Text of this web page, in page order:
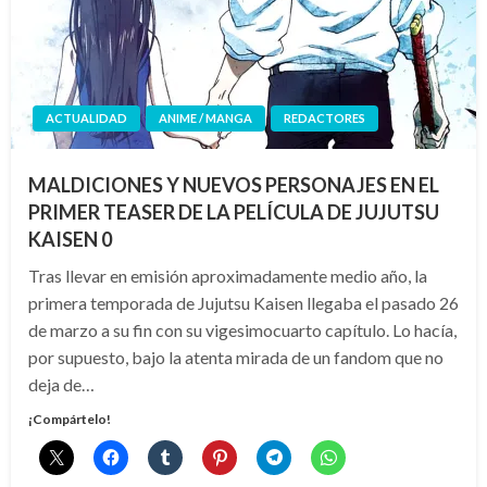
ACTUALIDAD ANIME / MANGA REDACTORES
MALDICIONES Y NUEVOS PERSONAJES EN EL
PRIMER TEASER DE LA PELÍCULA DE JUJUTSU
KAISEN 0
Tras llevar en emisión aproximadamente medio año, la
primera temporada de Jujutsu Kaisen llegaba el pasado 26
de marzo a su fin con su vigesimocuarto capítulo. Lo hacía,
por supuesto, bajo la atenta mirada de un fandom que no
deja de…
¡Compártelo!